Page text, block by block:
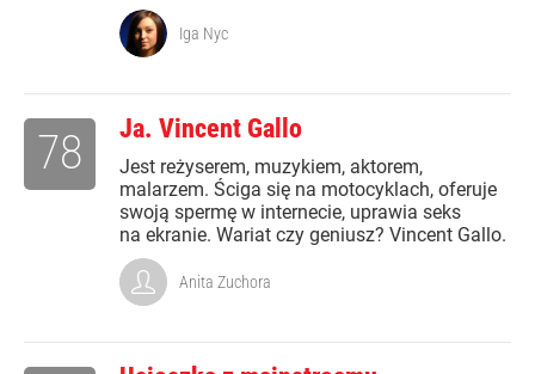
Iga Nyc
Ja. Vincent Gallo
Jest reżyserem, muzykiem, aktorem,
malarzem. Ściga się na motocyklach, oferuje
swoją spermę w internecie, uprawia seks
na ekranie. Wariat czy geniusz? Vincent Gallo.
78
Anita Zuchora